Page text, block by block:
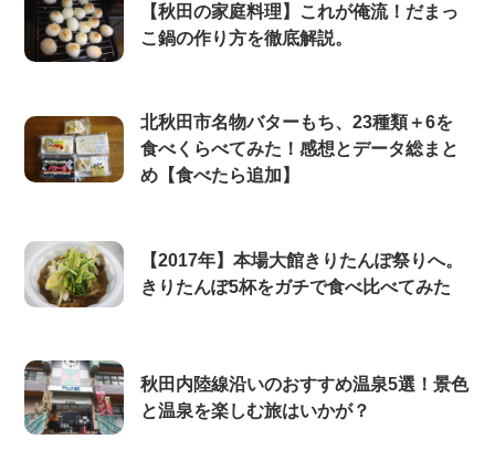
【秋田の家庭料理】これが俺流！だまっ
こ鍋の作り方を徹底解説。
北秋田市名物バターもち、23種類＋6を
食べくらべてみた！感想とデータ総まと
め【食べたら追加】
【2017年】本場大館きりたんぽ祭りへ。
きりたんぽ5杯をガチで食べ比べてみた
秋田内陸線沿いのおすすめ温泉5選！景色
と温泉を楽しむ旅はいかが？